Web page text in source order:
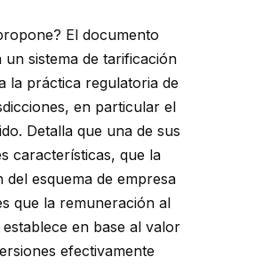
El documento
un sistema de tarificación
la práctica regulatoria de
en particular el
Detalla que una de sus
características, que la
del esquema de empresa
que la remuneración al
en base al valor
efectivamente